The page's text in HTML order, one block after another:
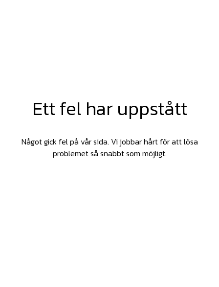
Ett fel har uppstått
Något gick fel på vår sida. Vi jobbar hårt för att lösa
problemet så snabbt som möjligt.